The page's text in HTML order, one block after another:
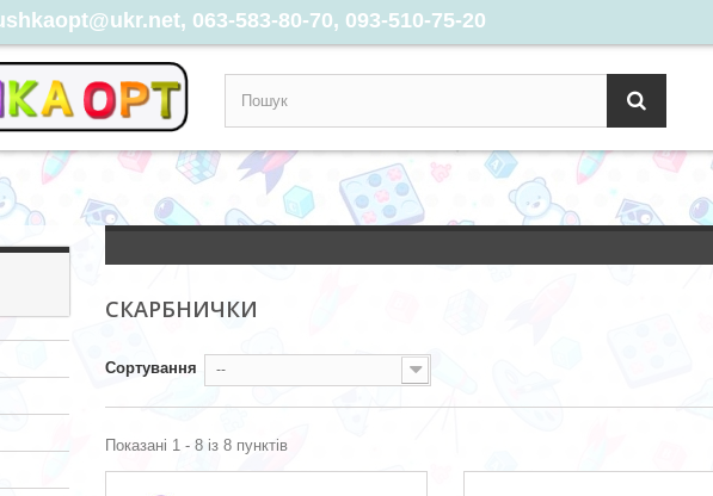
063-583-80-70, 093-510-75-20
СКАРБНИЧКИ
Сортування --
Показані 1 - 8 із 8 пунктів